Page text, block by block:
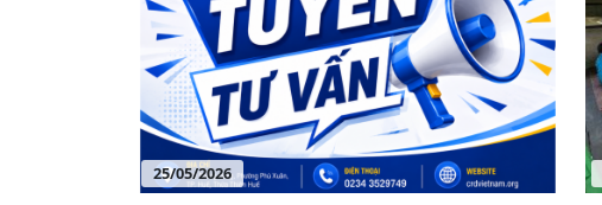
25/05/2026